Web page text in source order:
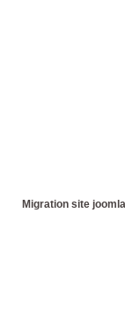
Migration site joomla